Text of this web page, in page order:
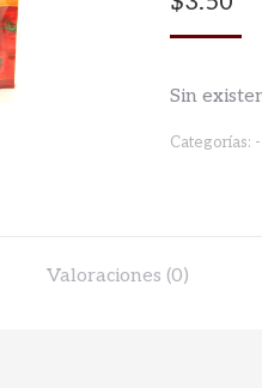
Sin
Categorías:
Valoraciones (0)